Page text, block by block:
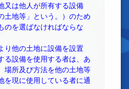
又は他人が所有する設備
土地等」という。）のため
のを選ばなければならな
他の土地に設備を設置
る設備を使用する者は、あ
場所及び方法を他の土地等
を現に使用している者に通